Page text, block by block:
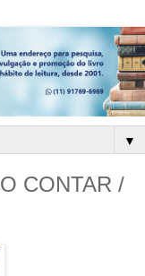
▼
CONTAR /